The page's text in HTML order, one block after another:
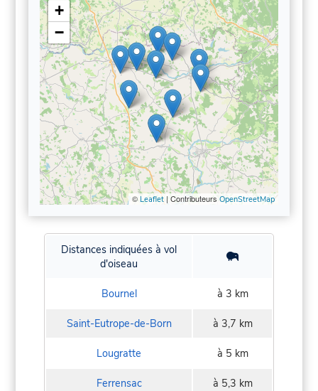
+
−
© Leaflet| Contributeurs OpenStreetMap
Distances indiquées à vol
d'oiseau
Bournel à 3 km
Saint-Eutrope-de-Born à 3,7 km
Lougratte à 5 km
Ferrensac à 5,3 km